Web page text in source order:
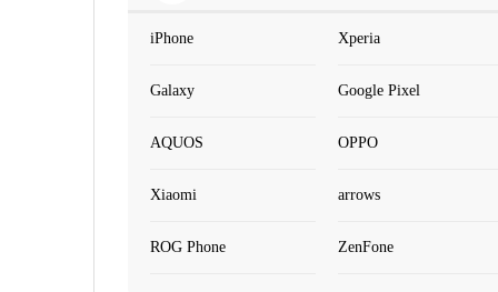
iPhone Xperia
Galaxy Google Pixel
AQUOS OPPO
Xiaomi arrows
ROG Phone ZenFone